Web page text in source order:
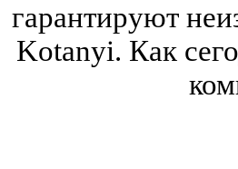
гарантируют
Kotanyi. Как